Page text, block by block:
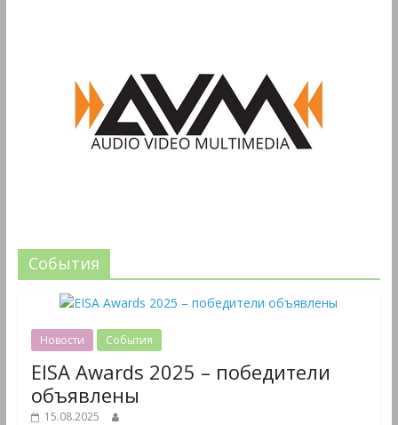
События
Новости События
EISA Awards 2025 – победители
объявлены
15.08.2025